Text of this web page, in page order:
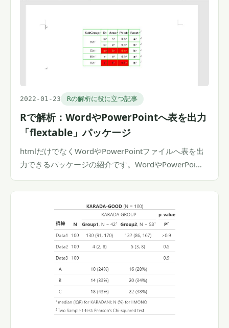
2022-01-23 Rの解析に役に立つ記事
Rで解析：WordやPowerPointへ表を出力
「flextable」パッケージ
htmlだけでなくWordやPowerPointファイルへ表を出
力できるパッケージの紹介です。WordやPowerPoi…